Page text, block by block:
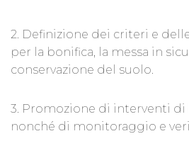
2. Definizione dei criteri e
per la bonifica, la messa in
conservazione del suolo.
3. Promozione di interventi di
nonché di monitoraggio e